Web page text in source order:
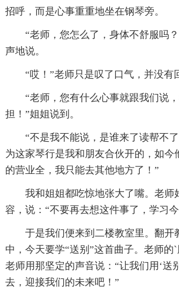
招呼，而是心事重重地坐在钢琴旁。
“老师，您怎么了，身体不舒服吗
声地说。
“哎！”老师只是叹了口气，并没有
“老师，您有什么心事就跟我们说
担！”姐姐说到。
“不是我不能说，是谁来了读帮不
为这家琴行是我和朋友合伙开的，如今
的营业全，我只能去其他地方了！”
我和姐姐都吃惊地张大了嘴。老师
容，说：“不要再去想这件事了，学习
于是我们便来到二楼教室里。翻开
中，今天要学“送别”这首曲子。老师的`
老师用那坚定的声音说：“让我们用‘送
去，迎接我们的未来吧！”